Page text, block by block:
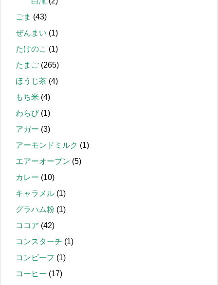
ごま (43)
ぜんまい (1)
たけのこ (1)
たまご (265)
ほうじ茶 (4)
もち米 (4)
わらび(1)
アガー (3)
アーモンドミルク (1)
エアーオーブン (5)
カレー (10)
キャラメル (1)
グラハム粉 (1)
ココア (42)
コンスターチ (1)
コンビーフ (1)
コーヒー (17)